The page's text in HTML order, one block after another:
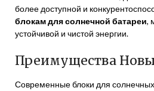
более доступной и
блокам для солнечной батареи,
устойчивой и чистой энергии.
Преимущества
Современные блоки для